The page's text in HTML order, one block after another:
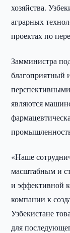
хозяйства.
аграрных
проектах по
Замминистра
благоприятный
являются
«Наше
масштабным и
и эффективной
компании к
Узбекистане
для